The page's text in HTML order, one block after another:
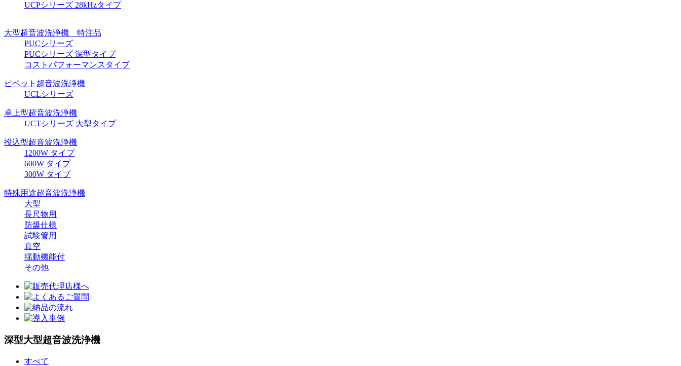
UCPシリーズ 28kHzタイプ
大型超音波洗浄機 特注品
PUCシリーズ
PUCシリーズ 深型タイプ
コストパフォーマンスタイプ
ピペット超音波洗浄機
UCLシリーズ
卓上型超音波洗浄機
UCTシリーズ 大型タイプ
投込型超音波洗浄機
1200W タイプ
600W タイプ
300W タイプ
特殊用途超音波洗浄機
大型
長尺物用
防爆仕様
試験管用
真空
揺動機能付
その他
深型大型超音波洗浄機
すべて